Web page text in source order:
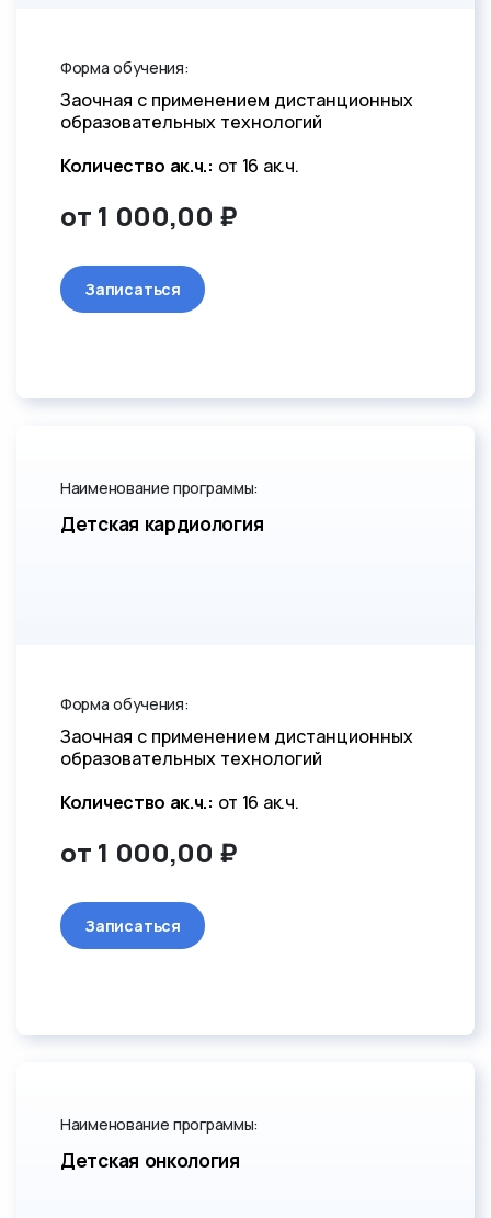
Форма обучения:
Заочная с применением дистанционных
образовательных технологий
Количество ак.ч.: от 16 ак.ч.
от 1 000,00 ₽
Записаться
Наименование программы:
Детская кардиология
Форма обучения:
Заочная с применением дистанционных
образовательных технологий
Количество ак.ч.: от 16 ак.ч.
от 1 000,00 ₽
Записаться
Наименование программы:
Детская онкология